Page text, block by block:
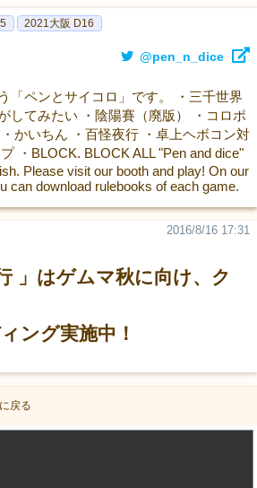
2021大阪 D16
@pen_n_dice
「ペンとサイコロ」です。 ・三千世界
してみたい ・陰陽賽（廃版） ・コロポ
かいちん ・百怪夜行 ・卓上ヘボコン対
・BLOCK. BLOCK ALL "Pen and dice"
Please visit our booth and play! On our
can download rulebooks of each game.
」はゲムマ秋に向け、ク
ング実施中！
2016/8/16 17:31
戻る